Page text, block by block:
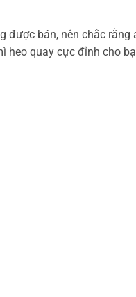
được bán, nên chắc rằng
heo quay cực đỉnh cho